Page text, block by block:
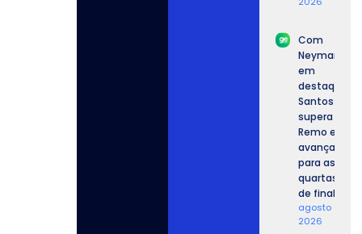
Com
Neymar
em
destaque,
Santos
supera o
Remo e
avança
para as
quartas
de final.
agosto 6,
2026